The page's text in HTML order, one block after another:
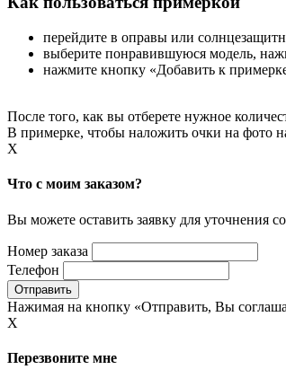
перейдите в оправы или
выберите понравившуюся модель,
нажмите кнопку «Добавить к
После того, как вы отберете нужное
В примерке, чтобы наложить очки на фото
X
Что с моим заказом?
Вы можете оставить заявку для уточнения
Номер заказа
Телефон
Нажимая на кнопку «Отправить, Вы
X
Перезвоните мне